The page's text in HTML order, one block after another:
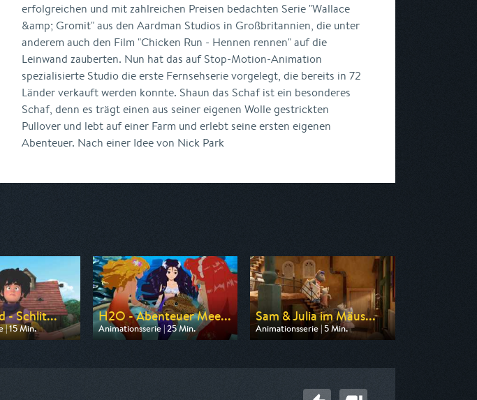
erfolgreichen und mit zahlreichen Preisen bedachten Serie "Wallace
&amp; Gromit" aus den Aardman Studios in Großbritannien, die unter
anderem auch den Film "Chicken Run - Hennen rennen" auf die
Leinwand zauberten. Nun hat das auf Stop-Motion-Animation
spezialisierte Studio die erste Fernsehserie vorgelegt, die bereits in 72
Länder verkauft werden konnte. Shaun das Schaf ist ein besonderes
Schaf, denn es trägt einen aus seiner eigenen Wolle gestrickten
Pullover und lebt auf einer Farm und erlebt seine ersten eigenen
Abenteuer. Nach einer Idee von Nick Park
- Schlit...
| 15 Min.
ZDF
H2O - Abenteuer Mee...
Animationsserie | 25 Min.
Ausgestrahlt von ZDF
Sam & Julia im Mäus...
Animationsserie | 5 Min.
Ausgestrahlt von ZDF